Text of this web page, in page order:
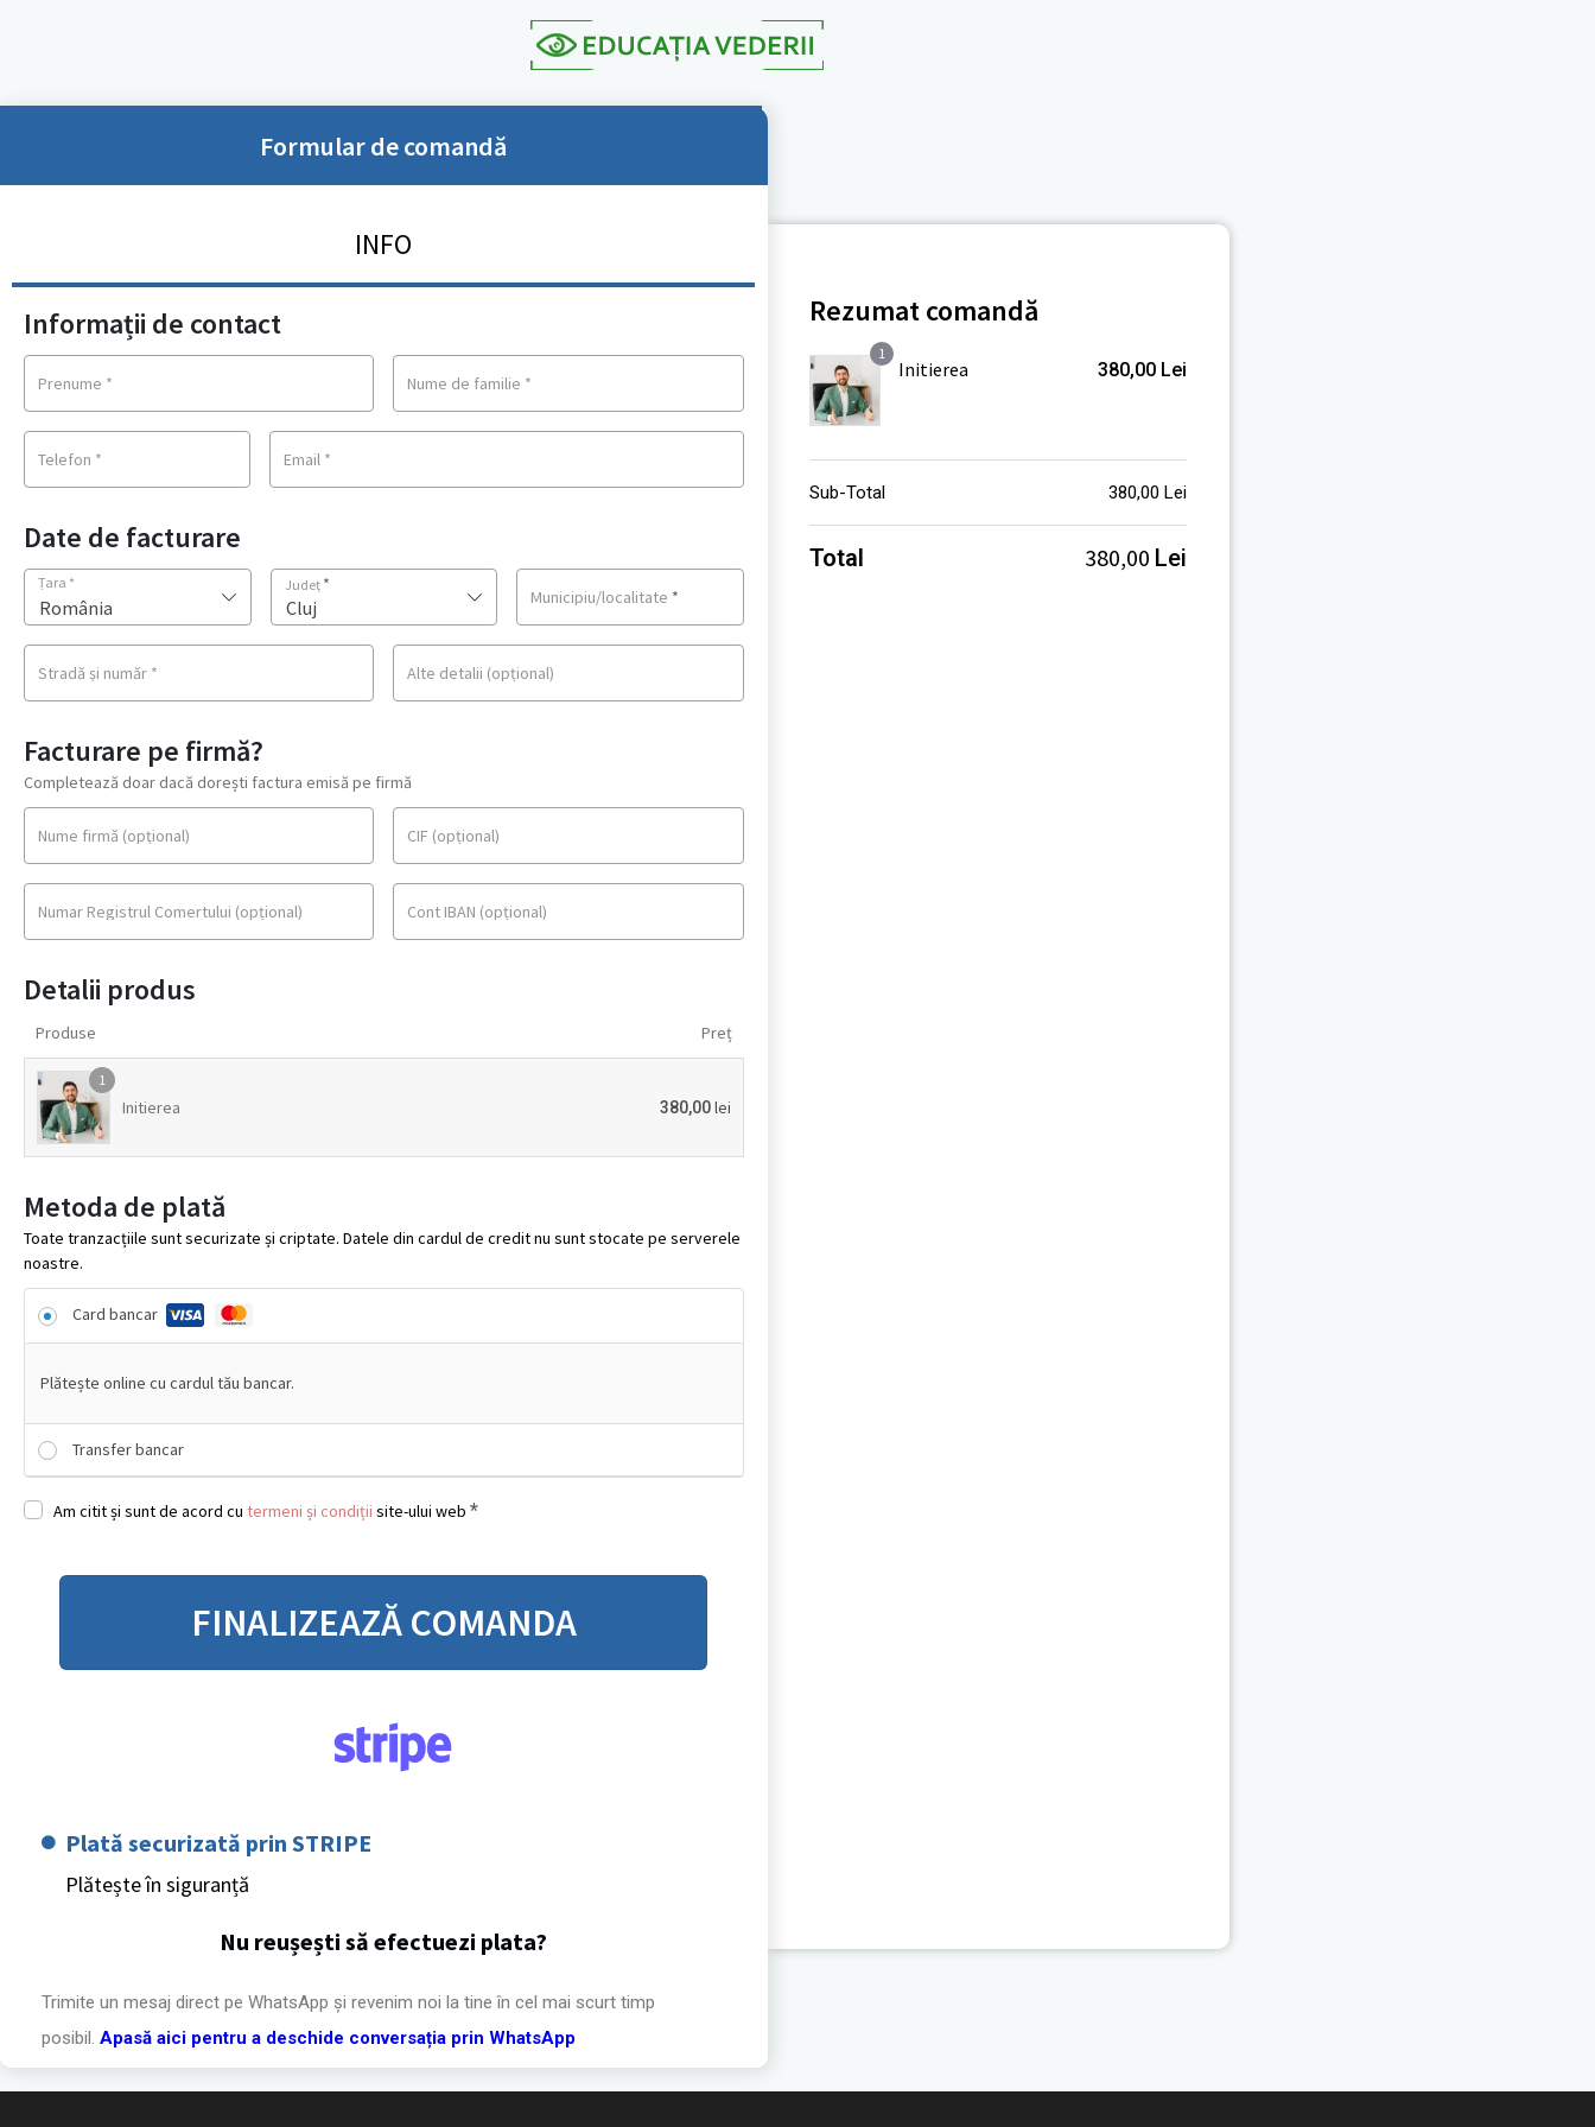
Formular de comandă
INFO
Informații de contact
Prenume * Nume de familie *
Telefon * Email *
Date de facturare
Țara *
România
Județ *
Cluj Municipiu/localitate *
Stradă și număr * Alte detalii (opțional)
Facturare pe firmă?
Completează doar dacă dorești factura emisă pe firmă
Nume firmă (opțional) CIF (opțional)
Numar Registrul Comertului (opțional) Cont IBAN (opțional)
Detalii produs
Produse Preț
1
Initierea 380,00lei
Metoda de plată
Toate tranzacțiile sunt securizate și criptate. Datele din cardul de credit nu sunt stocate pe serverele
noastre.
Card bancar
Plătește online cu cardul tău bancar.
Transfer bancar
Am citit și sunt de acord cu termeni și condiții site-ului web *
FINALIZEAZĂ COMANDA
Plată securizată prin STRIPE
Plătește în siguranță
Nu reușești să efectuezi plata?
Trimite un mesaj direct pe WhatsApp și revenim noi la tine în cel mai scurt timp
posibil. Apasă aici pentru a deschide conversația prin WhatsApp
Rezumat comandă
1
Initierea 380,00 Lei
Sub-Total 380,00 Lei
Total 380,00 Lei